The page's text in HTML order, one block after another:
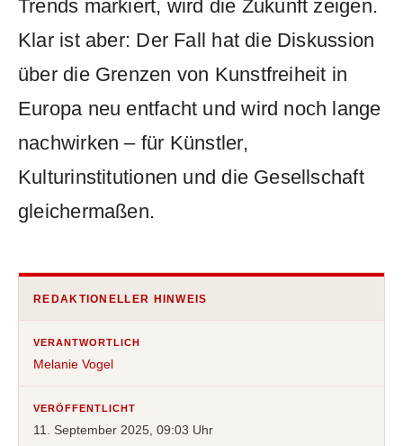
Trends markiert, wird die Zukunft zeigen.
Klar ist aber: Der Fall hat die Diskussion
über die Grenzen von Kunstfreiheit in
Europa neu entfacht und wird noch lange
nachwirken – für Künstler,
Kulturinstitutionen und die Gesellschaft
gleichermaßen.
REDAKTIONELLER HINWEIS
VERANTWORTLICH
Melanie Vogel
VERÖFFENTLICHT
11. September 2025, 09:03 Uhr